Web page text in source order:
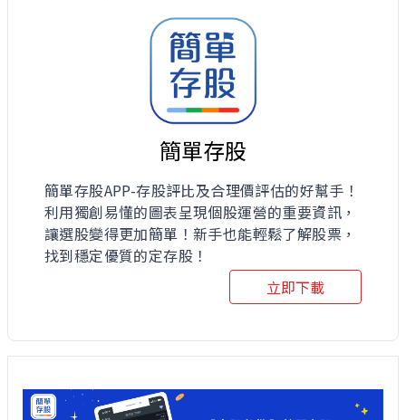
簡單存股
簡單存股APP-存股評比及合理價評估的好幫手！
利用獨創易懂的圖表呈現個股運營的重要資訊，
讓選股變得更加簡單！新手也能輕鬆了解股票，
找到穩定優質的定存股！
立即下載